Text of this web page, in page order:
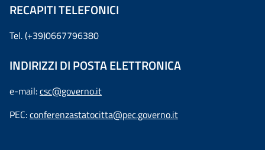
RECAPITI TELEFONICI
Tel. (+39)0667796380
INDIRIZZI DI POSTA ELETTRONICA
e-mail:csc@governo.it
PEC:conferenzastatocitta@pec.governo.it